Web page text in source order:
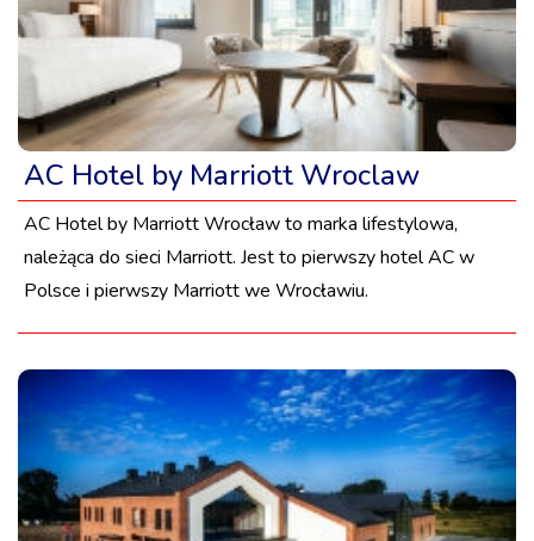
AC Hotel by Marriott Wroclaw
AC Hotel by Marriott Wrocław to marka lifestylowa,
należąca do sieci Marriott. Jest to pierwszy hotel AC w
Polsce i pierwszy Marriott we Wrocławiu.